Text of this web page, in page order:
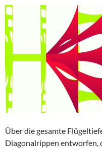
Über die gesamte
Diagonalrippen entworfen,